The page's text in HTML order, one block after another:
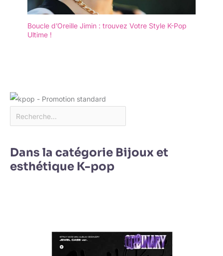
Boucle d’Oreille Jimin : trouvez Votre Style K-Pop
Ultime !
Dans la catégorie Bijoux et
esthétique K-pop